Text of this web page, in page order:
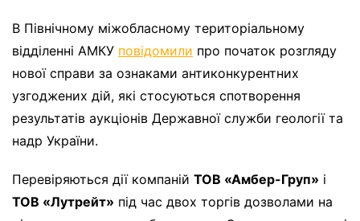
В Північному міжобласному територіальному
відділенні АМКУ повідомили про початок розгляду
нової справи за ознаками антиконкурентних
узгоджених дій, які стосуються спотворення
результатів аукціонів Державної служби геології та
надр України.
Перевіряються дії компаній ТОВ «Амбер-Груп» і
ТОВ «Лутрейт» під час двох торгів дозволами на